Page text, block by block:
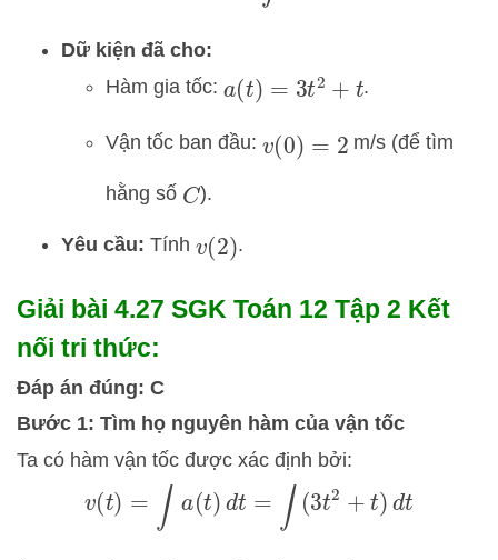
Dữ kiện đã cho:
Hàm gia tốc: a(t)=3t 2+t .
Vận tốc ban đầu: v(0) =2 m/s (để tìm
hằng số C).
Yêu cầu: Tính v(2).
Giải bài 4.27 SGK Toán 12 Tập 2 Kết
nối tri thức:
Đáp án đúng: C
Bước 1: Tìm họ nguyên hàm của vận tốc
Ta có hàm vận tốc được xác định bởi:
v ) =∫a(t )dt =∫( 3t 2+t) dt